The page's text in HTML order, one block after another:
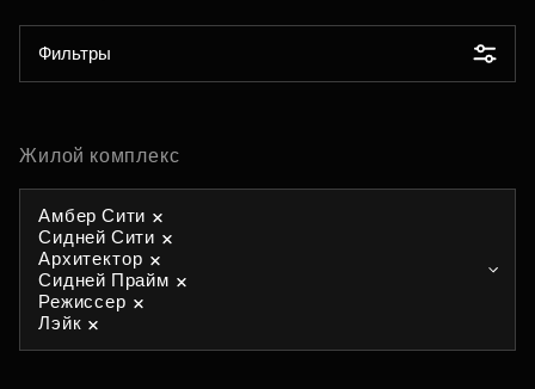
Фильтры
Жилой комплекс
Амбер Сити
Сидней Сити
Архитектор
Сидней Прайм
Режиссер
Лэйк